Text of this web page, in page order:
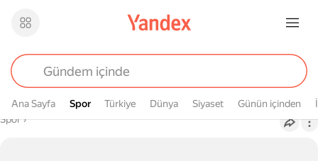
Ana Sayfa Spor
Spor Türkiye Dünya Siyaset Günün içinden
Buradasın
Spor›